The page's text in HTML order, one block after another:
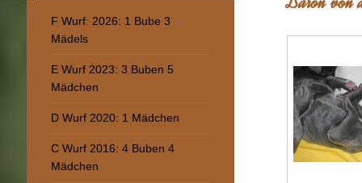
F Wurf: 2026: 1 Bube 3
Mädels
E Wurf 2023: 3 Buben 5
Mädchen
D Wurf 2020: 1 Mädchen
C Wurf 2016: 4 Buben 4
Mädchen